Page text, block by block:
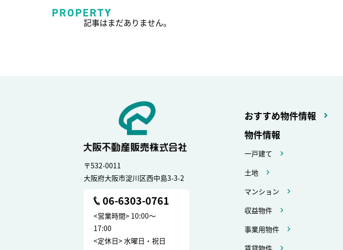
PROPERTY
記事はまだありません。
〒532-0011
大阪府大阪市淀川区西中島3-3-2
06-6303-0761
<営業時間> 10:00～
17:00
<定休日> 水曜日・祝日
おすすめ物件情報
物件情報
一戸建て
土地
マンション
収益物件
事業用物件
賃貸物件